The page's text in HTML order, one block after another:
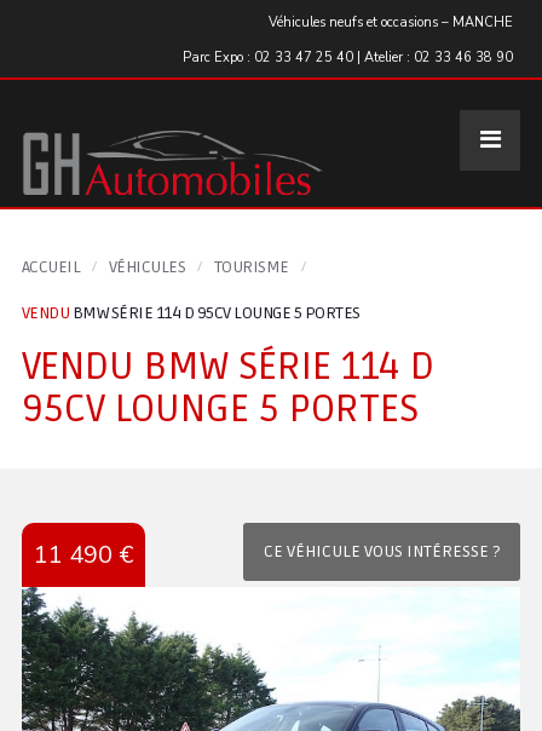
Véhicules neufs et occasions – MANCHE
Parc Expo : 02 33 47 25 40 | Atelier : 02 33 46 38 90
ACCUEIL VÉHICULES TOURISME
VENDU BMW SÉRIE 114 D 95CV LOUNGE 5 PORTES
VENDU BMW SÉRIE 114 D
95CV LOUNGE 5 PORTES
11 490 € CE VÉHICULE VOUS INTÉRESSE ?
Panneau de gestion des cookies